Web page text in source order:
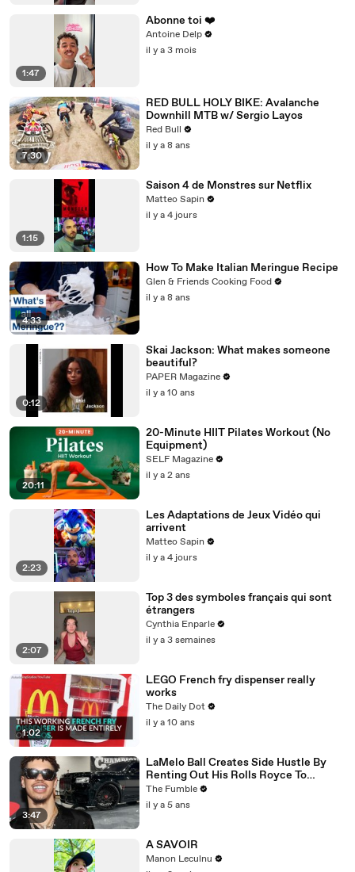
1:47
Abonne toi ❤️
Antoine Delp
il y a 3 mois
7:30
RED BULL HOLY BIKE: Avalanche
Downhill MTB w/ Sergio Layos
Red Bull
il y a 8 ans
1:15
Saison 4 de Monstres sur Netflix
Matteo Sapin
il y a 4 jours
4:33
How To Make Italian Meringue Recipe
Glen & Friends Cooking Food
il y a 8 ans
0:12
Skai Jackson: What makes someone
beautiful?
PAPER Magazine
il y a 10 ans
20:11
20-Minute HIIT Pilates Workout (No
Equipment)
SELF Magazine
il y a 2 ans
2:23
Les Adaptations de Jeux Vidéo qui
arrivent
Matteo Sapin
il y a 4 jours
2:07
Top 3 des symboles français qui sont
étrangers
Cynthia Enparle
il y a 3 semaines
1:02
LEGO French fry dispenser really
works
The Daily Dot
il y a 10 ans
3:47
LaMelo Ball Creates Side Hustle By
Renting Out His Rolls Royce To
Women Who Want To FLEX On The
Gram
The Fumble
il y a 5 ans
A SAVOIR
Manon Leculnu